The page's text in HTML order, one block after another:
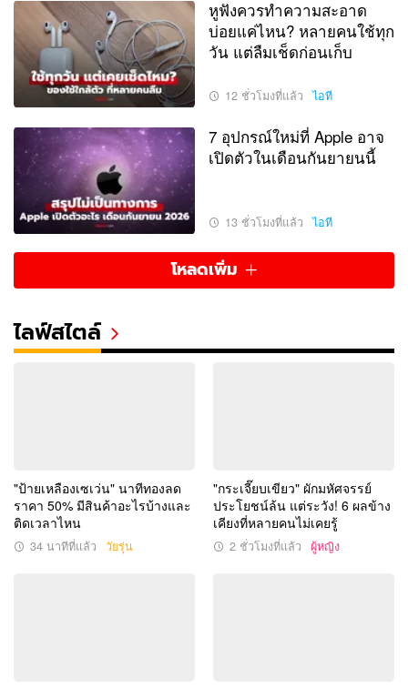
หูฟังควรทำความสะอาด
บ่อยแค่ไหน? หลายคนใช้ทุก
วัน แต่ลืมเช็ดก่อนเก็บ
12 ชั่วโมงที่แล้ว ไอที
7 อุปกรณ์ใหม่ที่ Apple อาจ
เปิดตัวในเดือนกันยายนนี้
13 ชั่วโมงที่แล้ว ไอที
โหลดเพิ่ม
ไลฟ์สไตล์
"ป้ายเหลืองเซเว่น" นาทีทองลด
ราคา 50% มีสินค้าอะไรบ้างและ
ติดเวลาไหน
34 นาทีที่แล้ว วัยรุ่น
"กระเจี๊ยบเขียว" ผักมหัศจรรย์
ประโยชน์ล้น แต่ระวัง! 6 ผลข้าง
เคียงที่หลายคนไม่เคยรู้
2 ชั่วโมงที่แล้ว ผู้หญิง